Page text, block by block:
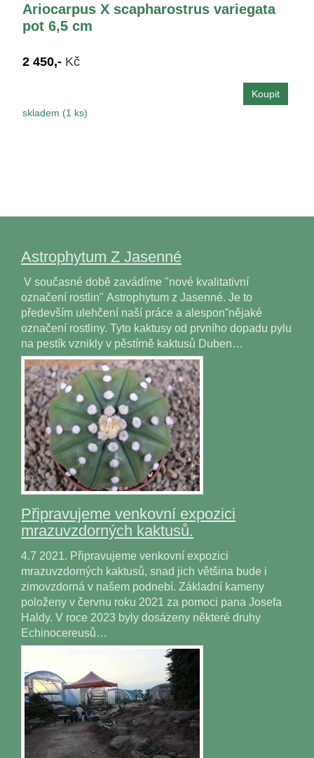
Ariocarpus X scapharostrus variegata
pot 6,5 cm
2 450,- Kč
skladem (1 ks)
Astrophytum Z Jasenné
V současné době zavádíme "nové kvalitativní
označení rostlin" Astrophytum z Jasenné. Je to
především ulehčení naší práce a alesponˇnějaké
označení rostliny. Tyto kaktusy od prvního dopadu pylu
na pestík vznikly v pěstírně kaktusů Duben…
Připravujeme venkovní expozici
mrazuvzdorných kaktusů.
4.7 2021. Připravujeme venkovní expozici
mrazuvzdorných kaktusů, snad jich většina bude i
zimovzdorná v našem podnebí. Základní kameny
položeny v červnu roku 2021 za pomoci pana Josefa
Haldy. V roce 2023 byly dosázeny některé druhy
Echinocereusů…